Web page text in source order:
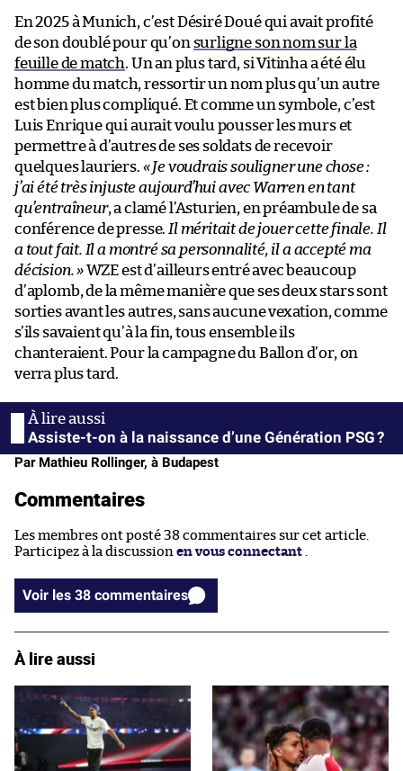
En 2025 à Munich, c’est Désiré Doué qui avait profité
de son doublé pour qu’on surligne son nom sur la
feuille de match. Un an plus tard, si Vitinha a été élu
homme du match, ressortir un nom plus qu’un autre
est bien plus compliqué. Et comme un symbole, c’est
Luis Enrique qui aurait voulu pousser les murs et
permettre à d’autres de ses soldats de recevoir
quelques lauriers. « Je voudrais souligner une chose :
j’ai été très injuste aujourd’hui avec Warren en tant
qu’entraîneur, a clamé l’Asturien, en préambule de sa
conférence de presse. Il méritait de jouer cette finale. Il
a tout fait. Il a montré sa personnalité, il a accepté ma
décision. »WZE est d’ailleurs entré avec beaucoup
d’aplomb, de la même manière que ses deux stars sont
sorties avant les autres, sans aucune vexation, comme
s’ils savaient qu’à la fin, tous ensemble ils
chanteraient. Pour la campagne du Ballon d’or, on
verra plus tard.
Assiste-t-on à la naissance d’une Génération PSG ?
Par Mathieu Rollinger, à Budapest
Commentaires
Les membres ont posté 38 commentaires sur cet article.
Participez à la discussion en vous connectant
Voir les 38 commentaires
À lire aussi